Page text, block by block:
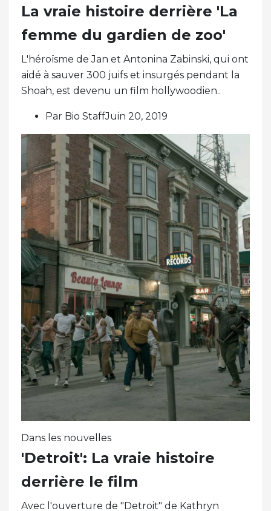
La vraie histoire derrière 'La
femme du gardien de zoo'
L'héroïsme de Jan et Antonina Zabinski, qui ont
aidé à sauver 300 juifs et insurgés pendant la
Shoah, est devenu un film hollywoodien..
Par Bio StaffJuin 20, 2019
Dans les nouvelles
'Detroit': La vraie histoire
derrière le film
Avec l'ouverture de "Detroit" de Kathryn